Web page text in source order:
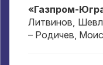
«Газпром-
Литвинов,
– Родичев,